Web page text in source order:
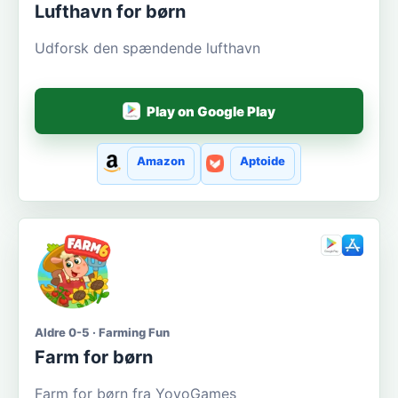
Lufthavn for børn
Udforsk den spændende lufthavn
Play on Google Play
Amazon Aptoide
Aldre 0-5 · Farming Fun
Farm for børn
Farm for børn fra YovoGames